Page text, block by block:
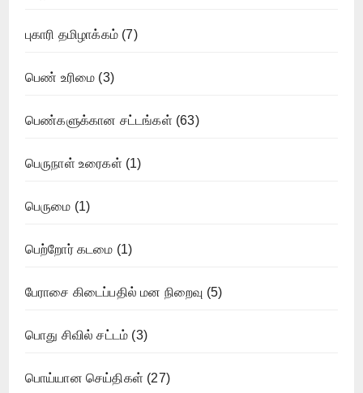
புகாரி தமிழாக்கம் (7)
பெண் உரிமை (3)
பெண்களுக்கான சட்டங்கள் (63)
பெருநாள் உரைகள் (1)
பெருமை (1)
பெற்றோர் கடமை (1)
பேராசை கிடைப்பதில் மன நிறைவு (5)
பொது சிவில் சட்டம் (3)
பொய்யான செய்திகள் (27)